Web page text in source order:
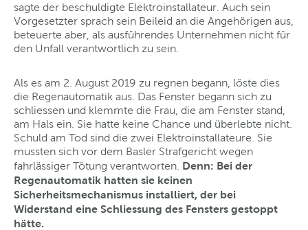
sagte der beschuldigte Elektroinstallateur. Auch sein
Vorgesetzter sprach sein Beileid an die Angehörigen aus,
beteuerte aber, als ausführendes Unternehmen nicht für
den Unfall verantwortlich zu sein.
Als es am 2. August 2019 zu regnen begann, löste dies
die Regenautomatik aus. Das Fenster begann sich zu
schliessen und klemmte die Frau, die am Fenster stand,
am Hals ein. Sie hatte keine Chance und überlebte nicht.
Schuld am Tod sind die zwei Elektroinstallateure. Sie
mussten sich vor dem Basler Strafgericht wegen
fahrlässiger Tötung verantworten. Denn: Bei der
Regenautomatik hatten sie keinen
Sicherheitsmechanismus installiert, der bei
Widerstand eine Schliessung des Fensters gestoppt
hätte.